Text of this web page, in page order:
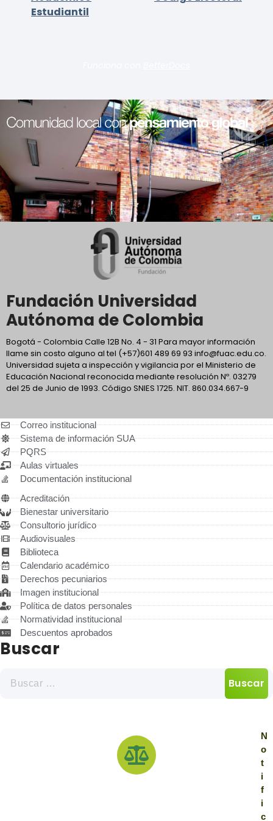
Estudiantil
Fundación Universidad
Autónoma de Colombia
Bogotá - Colombia Calle 12B No. 4 - 31 Para mayor información
llame sin costo alguno al tel (+57)601 489 69 93 info@fuac.edu.co.
Universidad sujeta a inspección y vigilancia por el Ministerio de
Educación Nacional reconocida mediante resolución Nº. 03279
del 25 de Junio de 1993. Código SNIES 1725. NIT. 860.034.667-9
Correo institucional
Sistema de información SUA
PQRS
Aulas virtuales
Documentación institucional
Acreditación
Bienestar universitario
Consultorio jurídico
Audiovisuales
Biblioteca
Calendario académico
Derechos pecuniarios
Imagen institucional
Política de datos personales
Normatividad institucional
Descuentos aprobados
Buscar
N
o
t
i
f
i
c